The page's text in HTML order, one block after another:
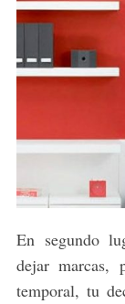
En segundo
dejar marcas,
temporal, tu